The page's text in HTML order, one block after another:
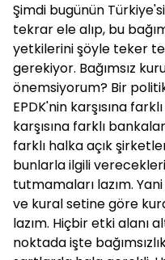
Şimdi bugünün
tekrar ele alıp, bu
yetkilerini şöyle teker
gerekiyor. Bağımsız
önemsiyorum? Bir
EPDK'nin karşısına
karşısına farklı
farklı halka açık
bunlarla ilgili
tutmamaları lazım.
ve kural setine göre
lazım. Hiçbir etki alanı
noktada işte